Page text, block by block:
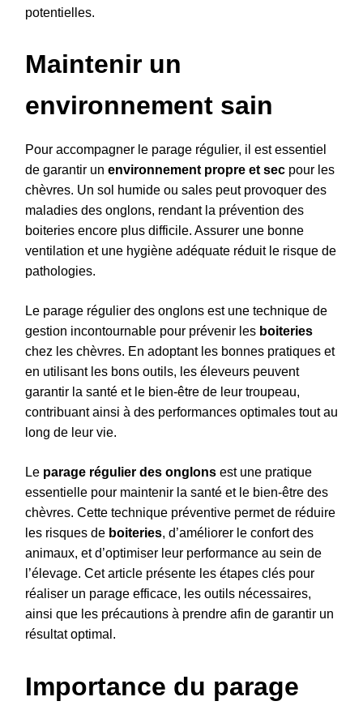
potentielles.
Maintenir un
environnement sain
Pour accompagner le parage régulier, il est essentiel
de garantir un environnement propre et sec pour les
chèvres. Un sol humide ou sales peut provoquer des
maladies des onglons, rendant la prévention des
boiteries encore plus difficile. Assurer une bonne
ventilation et une hygiène adéquate réduit le risque de
pathologies.
Le parage régulier des onglons est une technique de
gestion incontournable pour prévenir les boiteries
chez les chèvres. En adoptant les bonnes pratiques et
en utilisant les bons outils, les éleveurs peuvent
garantir la santé et le bien-être de leur troupeau,
contribuant ainsi à des performances optimales tout au
long de leur vie.
Le parage régulier des onglons est une pratique
essentielle pour maintenir la santé et le bien-être des
chèvres. Cette technique préventive permet de réduire
les risques de boiteries, d’améliorer le confort des
animaux, et d’optimiser leur performance au sein de
l’élevage. Cet article présente les étapes clés pour
réaliser un parage efficace, les outils nécessaires,
ainsi que les précautions à prendre afin de garantir un
résultat optimal.
Importance du parage